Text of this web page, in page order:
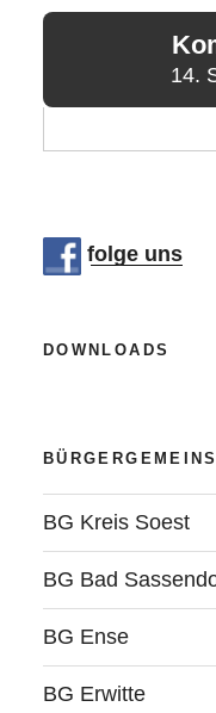
14.
folge uns
DOWNLOADS
BG Kreis Soest
BG Bad
BG Ense
BG Erwitte